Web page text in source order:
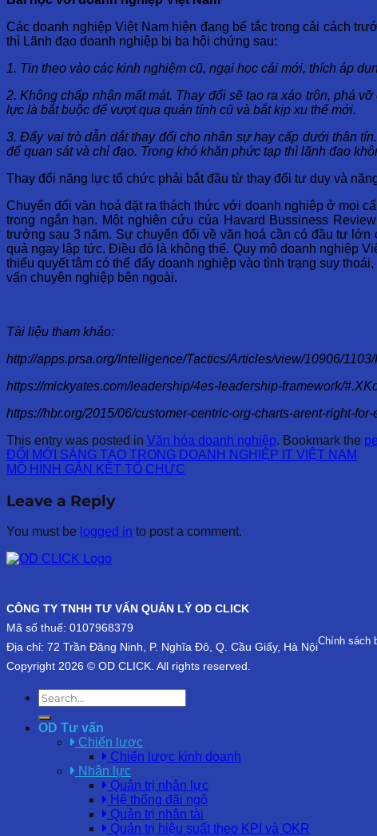
Các doanh nghiệp Việt Nam hiện đang bế tắc trong cải cách
thì Lãnh đạo doanh nghiệp bị ba hội chứng sau:
1. Tin theo vào các kinh nghiệm cũ, ngại học cái mới, thích áp
2. Không chấp nhận mất mát. Thay đổi sẽ tạo ra xáo trộn, phá
lực là bắt buộc để vượt qua quán tính cũ và bắt kịp xu thế mới.
3. Đẩy vai trò dẫn dắt thay đổi cho nhân sự hay cấp dưới thân
để quan sát và chỉ đạo. Trong khó khăn phức tạp thì lãnh đạo
Thay đổi năng lực tổ chức phải bắt đầu từ thay đổi tư duy và
Chuyển đổi văn hoá đặt ra thách thức với doanh nghiệp ở mọi
trong ngắn hạn. Một nghiên cứu của Havard Bussiness
trưởng sau 3 năm. Sự chuyển đổi về văn hoá cần có đầu tư
quả ngay lập tức. Điều đó là không thể. Quy mô doanh nghiệp
thiếu quyết tâm có thể đẩy doanh nghiệp vào tình trạng suy
vấn chuyên nghiệp bên ngoài.
Tài liệu tham khảo:
http://apps.prsa.org/Intelligence/Tactics/Articles/view/10906/
https://mickyates.com/leadership/4es-leadership-framework/
https://hbr.org/2015/06/customer-centric-org-charts-arent-right-
This entry was posted in Văn hóa doanh nghiệp. Bookmark the
ĐỔI MỚI SÁNG TẠO TRONG DOANH NGHIỆP IT VIỆT NAM
MÔ HÌNH GẮN KẾT TỔ CHỨC
Leave a Reply
You must be logged in to post a comment.
CÔNG TY TNHH TƯ VẤN QUẢN LÝ OD CLICK
Mã số thuế: 0107968379
Địa chỉ: 72 Trần Đăng Ninh, P. Nghĩa Đô, Q. Cầu Giấy, Hà Nội
Copyright 2026 © OD CLICK. All rights reserved.
Chính sách
OD Tư vấn
Chiến lược
Chiến lược kinh doanh
Nhân lực
Quản trị nhân lực
Hệ thống đãi ngộ
Quản trị nhân tài
Quản trị hiệu suất theo KPI và OKR